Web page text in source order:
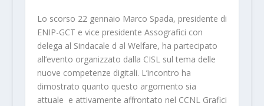
Lo scorso 22 gennaio Marco Spada, presidente di
ENIP-GCT e vice presidente Assografici con
delega al Sindacale d al Welfare, ha partecipato
all’evento organizzato dalla CISL sul tema delle
nuove competenze digitali. L’incontro ha
dimostrato quanto questo argomento sia
attuale e attivamente affrontato nel CCNL Grafici